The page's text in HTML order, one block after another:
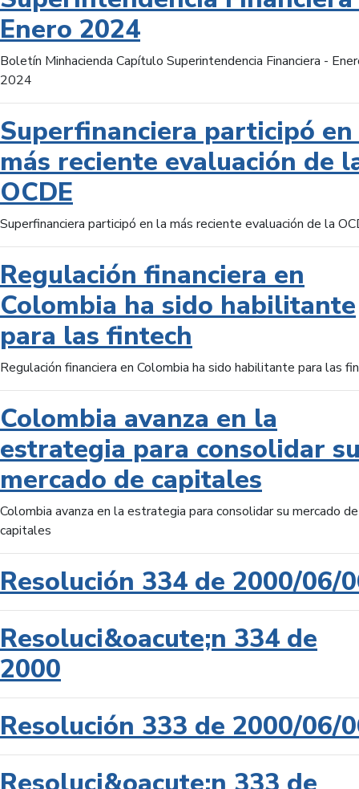
Enero 2024
Boletín Minhacienda Capítulo Superintendencia Financiera -
2024
Superfinanciera participó
más reciente evaluación de
OCDE
Superfinanciera participó en la más reciente evaluación de la
Regulación financiera en
Colombia ha sido habilitante
para las fintech
Regulación financiera en Colombia ha sido habilitante para las
Colombia avanza en la
estrategia para consolidar
mercado de capitales
Colombia avanza en la estrategia para consolidar su mercado de
capitales
Resolución 334 de 2000/06/
Resoluci&oacute;n 334 de
2000
Resolución 333 de 2000/06/